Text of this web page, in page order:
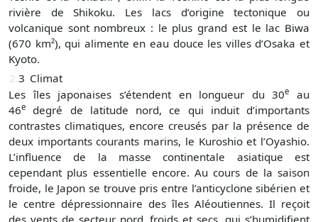
rivière de Shikoku. Les lacs d’origine tectonique ou
volcanique sont nombreux : le plus grand est le lac Biwa
(670 km²), qui alimente en eau douce les villes d’Osaka et
Kyoto.
2.3 Climat
Les îles japonaises s’étendent en longueur du 30e
au
46e
degré de latitude nord, ce qui induit d’importants
contrastes climatiques, encore creusés par la présence de
deux importants courants marins, le Kuroshio et l’Oyashio.
L’influence de la masse continentale asiatique est
cependant plus essentielle encore. Au cours de la saison
froide, le Japon se trouve pris entre l’anticyclone sibérien et
le centre dépressionnaire des îles Aléoutiennes. Il reçoit
des vents de secteur nord, froids et secs, qui s’humidifient